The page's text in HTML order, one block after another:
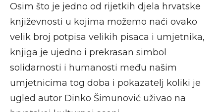
Osim što je jedno od rijetkih djela hrvatske
književnosti u kojima možemo naći ovako
velik broj potpisa velikih pisaca i umjetnika,
knjiga je ujedno i prekrasan simbol
solidarnosti i humanosti među našim
umjetnicima tog doba i pokazatelj koliki je
ugled autor Dinko Šimunović uživao na